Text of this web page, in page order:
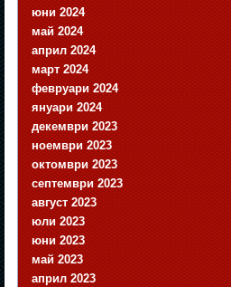
юни 2024
май 2024
април 2024
март 2024
февруари 2024
януари 2024
декември 2023
ноември 2023
октомври 2023
септември 2023
август 2023
юли 2023
юни 2023
май 2023
април 2023